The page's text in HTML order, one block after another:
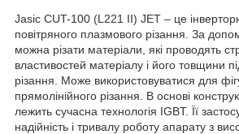
Jasic CUT-100 (L221 II) JET – це
повітряного плазмового різання. За
можна різати матеріали, які проводять
властивостей матеріалу і його товщини
різання. Може використовуватися для
прямолінійного різання. В основі
лежить сучасна технологія IGBT. Її
надійність і тривалу роботу апарату з